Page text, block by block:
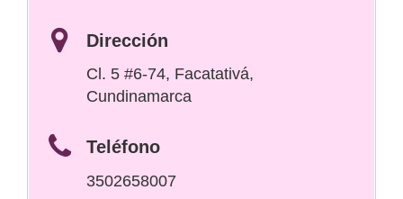
Dirección
Cl. 5 #6-74, Facatativá,
Cundinamarca
Teléfono
3502658007